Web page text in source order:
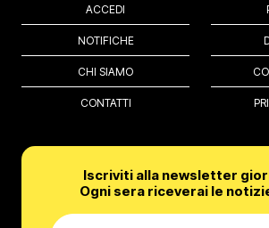
ACCEDI
NOTIFICHE
CHI SIAMO
CONTATTI
Iscriviti alla newsletter
Ogni sera riceverai le